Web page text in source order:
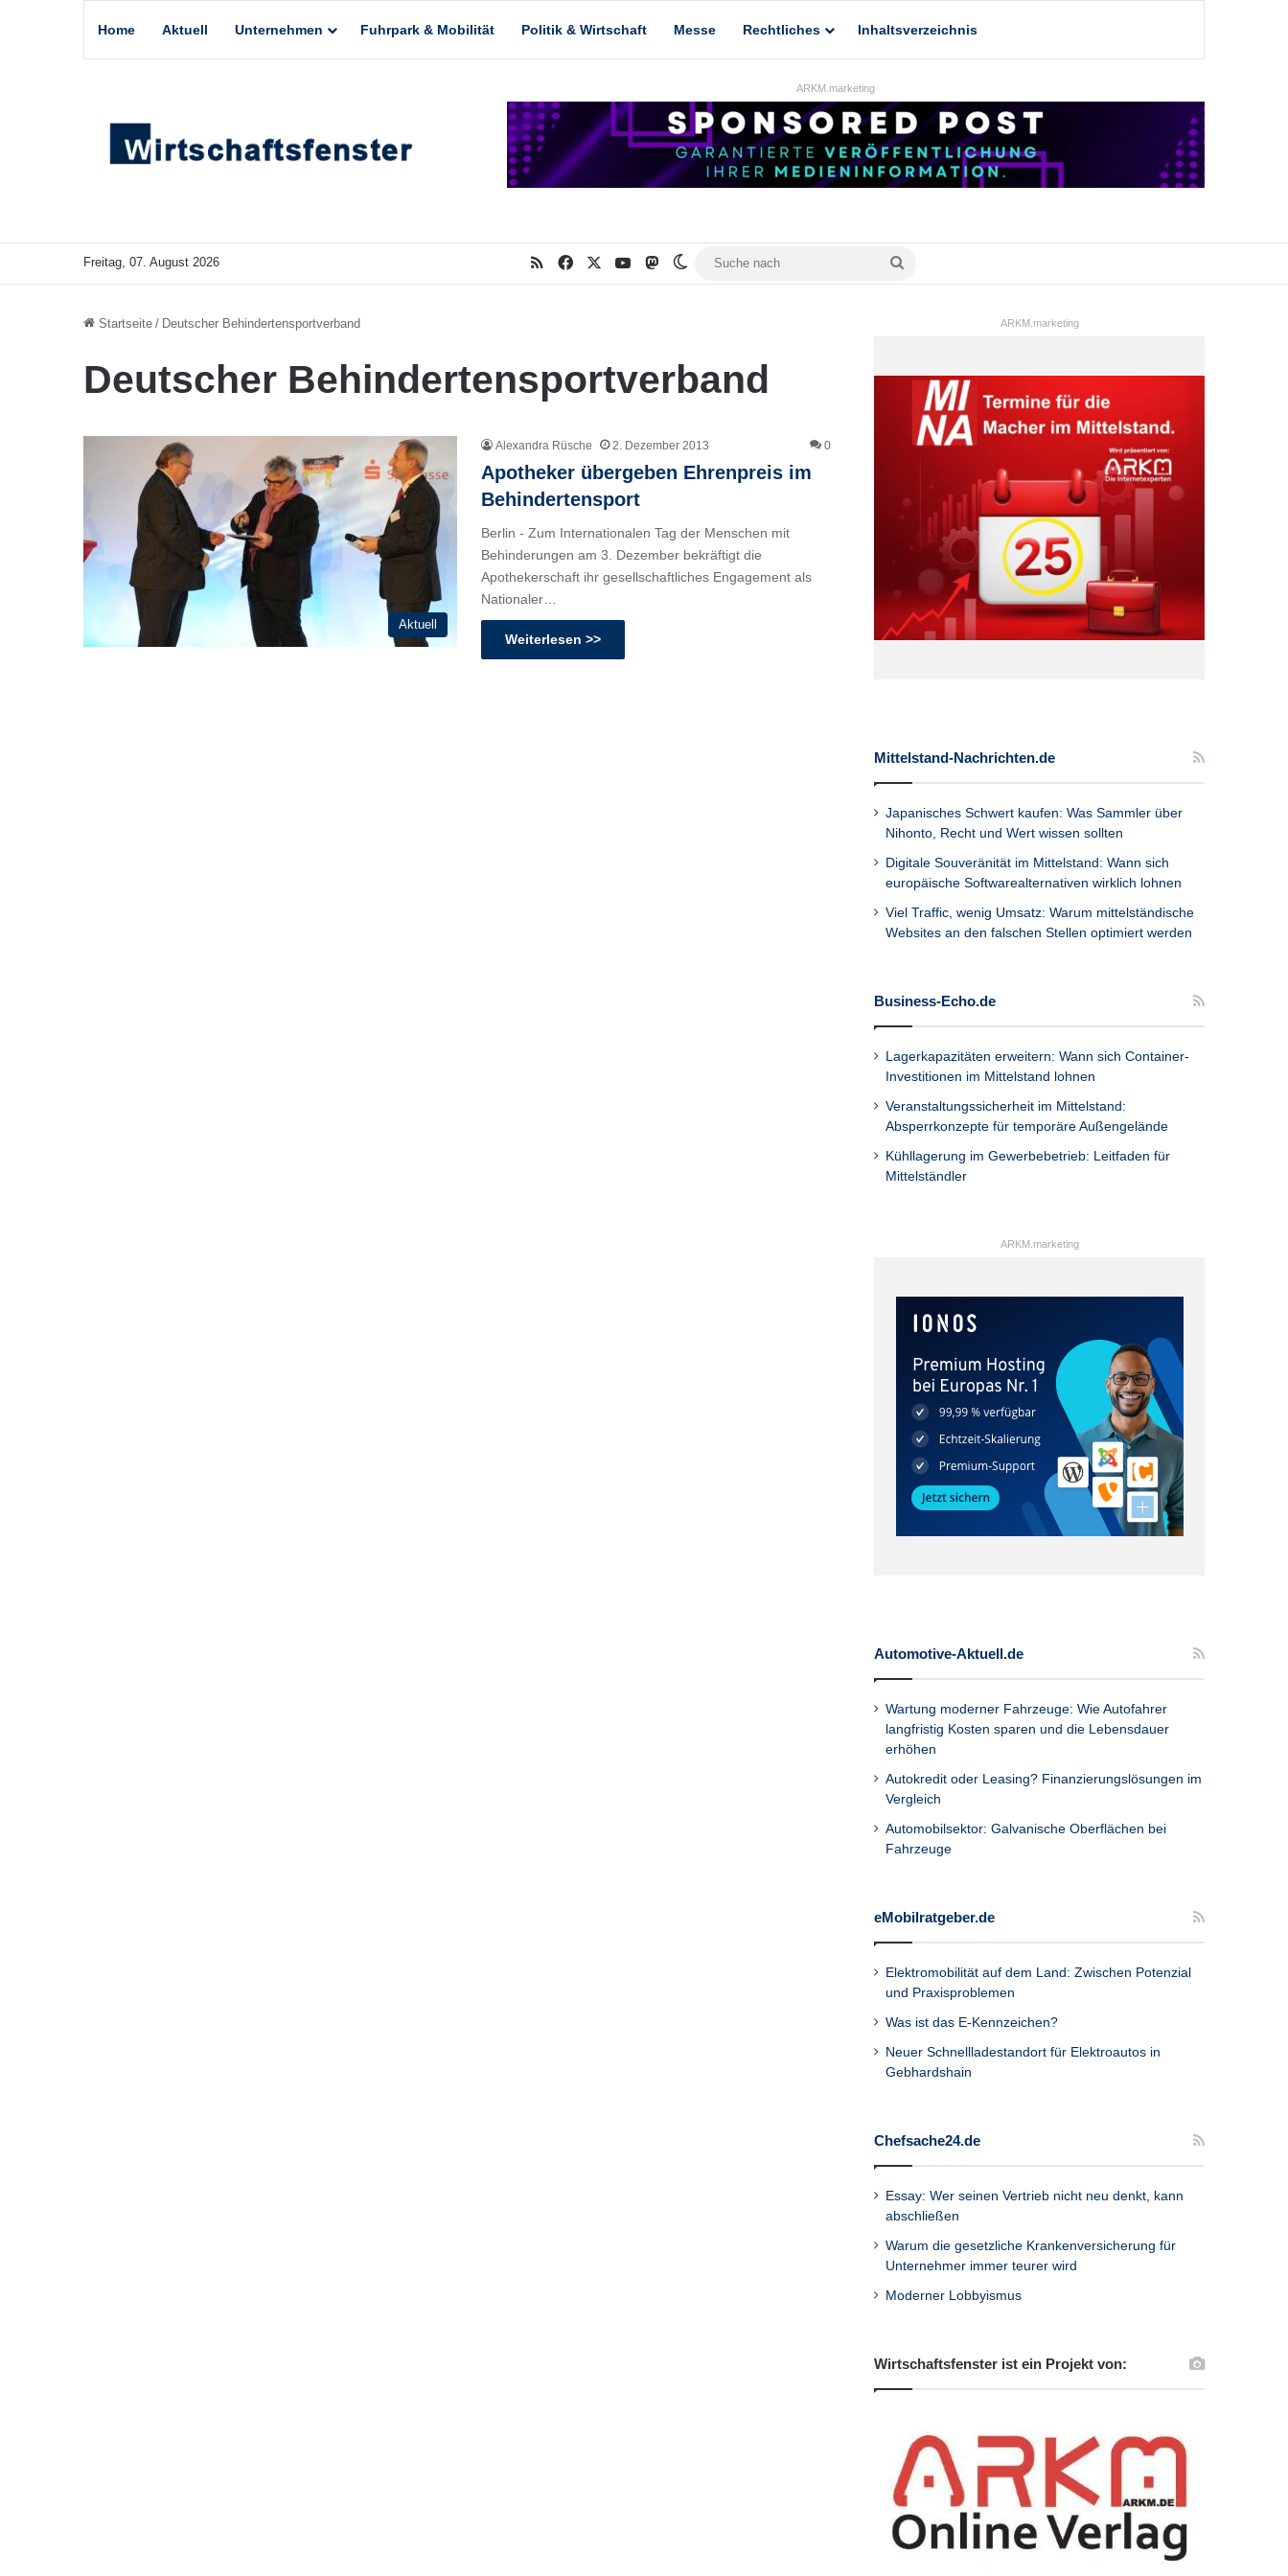
Home Aktuell Unternehmen Fuhrpark & Mobilität Politik & Wirtschaft Messe Rechtliches Inhaltsverzeichnis
ARKM.marketing
Freitag, 07. August 2026 RSS Facebook YouTubeMastodonSkin umschalten
Startseite / Deutscher Behindertensportverband
Deutscher Behindertensportverband
Aktuell
Alexandra Rüsche 2. Dezember 2013 0
Apotheker übergeben Ehrenpreis im
Behindertensport
Berlin - Zum Internationalen Tag der Menschen mit
Behinderungen am 3. Dezember bekräftigt die
Apothekerschaft ihr gesellschaftliches Engagement als
Nationaler…
Weiterlesen >>
ARKM.marketing
Mittelstand-Nachrichten.de
Japanisches Schwert kaufen: Was Sammler über
Nihonto, Recht und Wert wissen sollten
Digitale Souveränität im Mittelstand: Wann sich
europäische Softwarealternativen wirklich lohnen
Viel Traffic, wenig Umsatz: Warum mittelständische
Websites an den falschen Stellen optimiert werden
Business-Echo.de
Lagerkapazitäten erweitern: Wann sich Container-
Investitionen im Mittelstand lohnen
Veranstaltungssicherheit im Mittelstand:
Absperrkonzepte für temporäre Außengelände
Kühllagerung im Gewerbebetrieb: Leitfaden für
Mittelständler
ARKM.marketing
Automotive-Aktuell.de
Wartung moderner Fahrzeuge: Wie Autofahrer
langfristig Kosten sparen und die Lebensdauer
erhöhen
Autokredit oder Leasing? Finanzierungslösungen im
Vergleich
Automobilsektor: Galvanische Oberflächen bei
Fahrzeuge
eMobilratgeber.de
Elektromobilität auf dem Land: Zwischen Potenzial
und Praxisproblemen
Was ist das E-Kennzeichen?
Neuer Schnellladestandort für Elektroautos in
Gebhardshain
Chefsache24.de
Essay: Wer seinen Vertrieb nicht neu denkt, kann
abschließen
Warum die gesetzliche Krankenversicherung für
Unternehmer immer teurer wird
Moderner Lobbyismus
Wirtschaftsfenster ist ein Projekt von: